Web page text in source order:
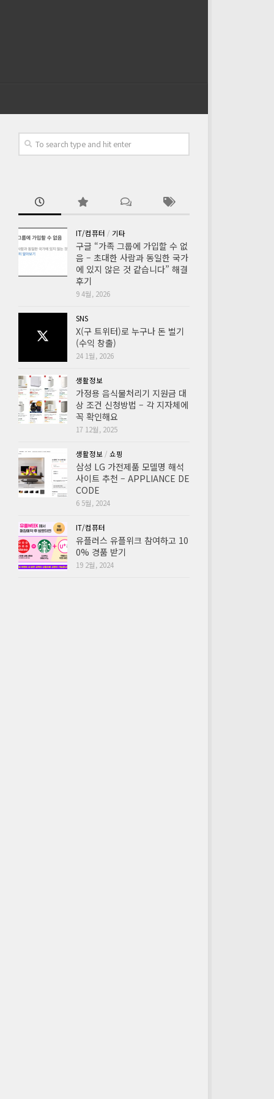
IT/컴퓨터 / 기타
구글 “가족 그룹에 가입할 수 없
음 – 초대한 사람과 동일한 국가
에 있지 않은 것 같습니다” 해결
후기
9 4월, 2026
SNS
X(구 트위터)로 누구나 돈 벌기
(수익 창출)
24 1월, 2026
생활정보
가정용 음식물처리기 지원금 대
상 조건 신청방법 – 각 지자체에
꼭 확인해요
17 12월, 2025
생활정보 / 쇼핑
삼성 LG 가전제품 모델명 해석
사이트 추천 – APPLIANCE DE
CODE
6 5월, 2024
IT/컴퓨터
유플러스 유플위크 참여하고 10
0% 경품 받기
19 2월, 2024